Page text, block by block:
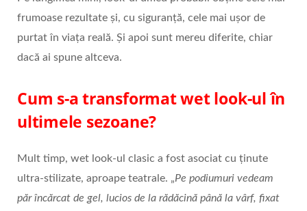
frumoase rezultate și, cu siguranță, cele mai ușor de
purtat în viața reală. Și apoi sunt mereu diferite, chiar
dacă ai spune altceva.
Cum s-a transformat wet look-ul în
ultimele sezoane?
Mult timp, wet look-ul clasic a fost asociat cu ținute
ultra‑stilizate, aproape teatrale. „Pe podiumuri vedeam
părîncărcat de gel, lucios de la rădăcină până la vârf, fixat